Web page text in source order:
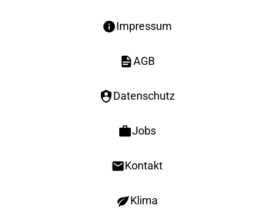
Impressum
AGB
Datenschutz
Jobs
Kontakt
Klima